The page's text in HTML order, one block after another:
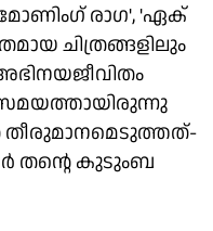
രാഗ', 'ഏക്
ചിത്രങ്ങളിലും
സമയത്തായിരുന്നു
തീരുമാനമെടുത്തത്-
തന്റെ കുടുംബ